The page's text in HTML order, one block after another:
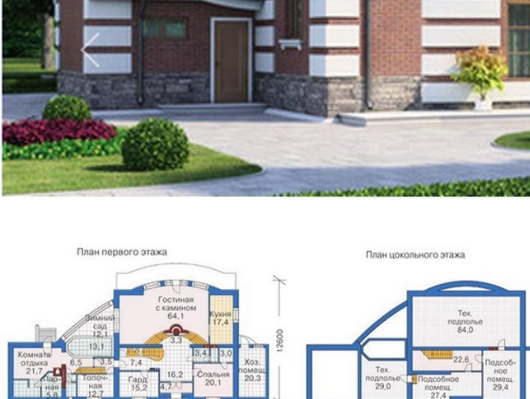
Previous